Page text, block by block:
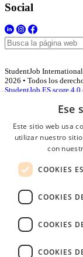
Social
StudentJob
2026 • Todos los
StudentJob ES score 4.0
Acceso empresas
Contraseña
Recordarme
Conectarse
Registro
Ese
Este sitio web usa
utilizar nuestro
con
COOKIES
COOKIES
COOKIES
COOKIES